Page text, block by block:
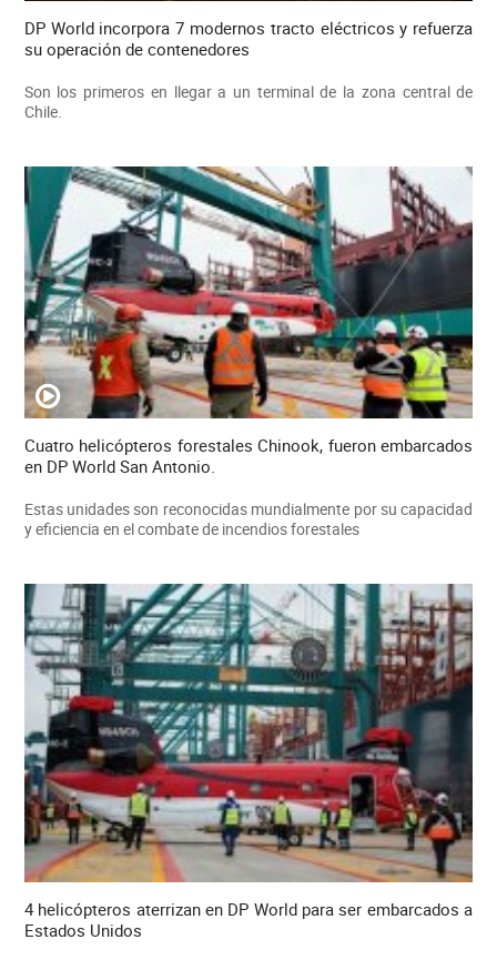
DP World incorpora 7 modernos tracto eléctricos y refuerza
su operación de contenedores
Son los primeros en llegar a un terminal de la zona central de
Chile.
Cuatro helicópteros forestales Chinook, fueron embarcados
en DP World San Antonio.
Estas unidades son reconocidas mundialmente por su capacidad
y eficiencia en el combate de incendios forestales
4 helicópteros aterrizan en DP World para ser embarcados a
Estados Unidos